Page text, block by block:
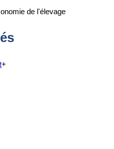
de l'élevage
+